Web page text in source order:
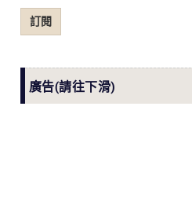
郵
件
訂閱
廣告(請往下滑)